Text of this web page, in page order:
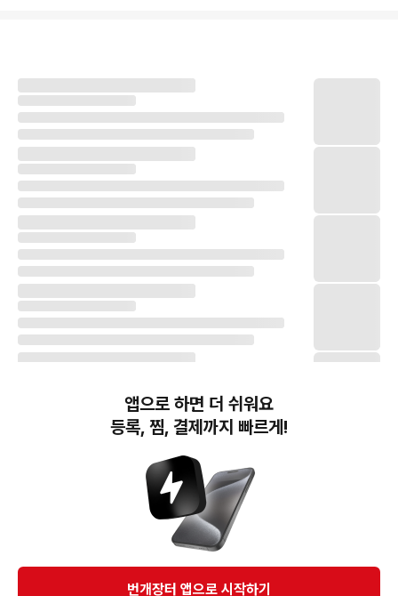
번개장터(주) 사업자정보, 이용약관 및 기타 법적고지
번개장터㈜는 통신판매중개자이며, 통신판매의 당사자가 아닙니다. 전자상거래 등에서의
소비자보호에 관한 법률 등 관련 법령 및 번개장터㈜의 약관에 따라 상품, 상품정보, 거래에 관한 책임은
개별 판매자에게 귀속하고, 번개장터㈜는 원칙적으로 회원간 거래에 대하여 책임을 지지 않습니다.
다만, 번개장터㈜가 직접 판매하는 상품에 대한 책임은 번개장터㈜에게 귀속합니다.
앱으로 하면 더 쉬워요
등록, 찜, 결제까지 빠르게!
번개장터 앱으로 시작하기